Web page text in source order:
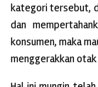
kategori tersebut,
dan
konsumen, maka
menggerakkan